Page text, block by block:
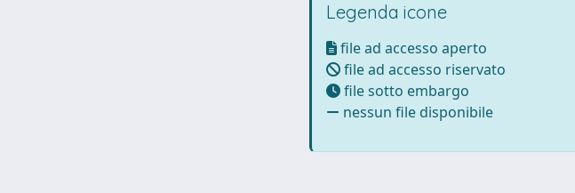
Legenda icone
file ad accesso aperto
file ad accesso riservato
file sotto embargo
nessun file disponibile